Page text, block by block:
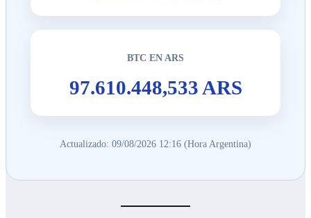
BTC EN ARS
97.610.448,533 ARS
Actualizado: 09/08/2026 12:16 (Hora Argentina)